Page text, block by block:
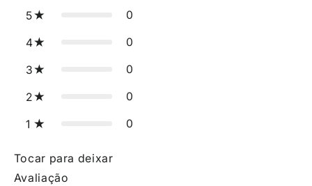
5 0
4 0
3 0
2 0
1 0
Tocar para deixar
Avaliação